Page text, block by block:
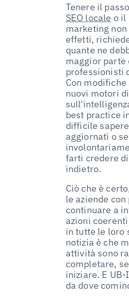
Tenere il
SEO locale o il
marketing
effetti,
quante ne
maggior parte
professionisti
Con
nuovi motori
best practice
difficile
aggiornati o
farti credere
indietro.
Ciò che è
le aziende
continuare a
azioni
in tutte le loro
notizia è che
attività sono
completare,
iniziare. E
da dove